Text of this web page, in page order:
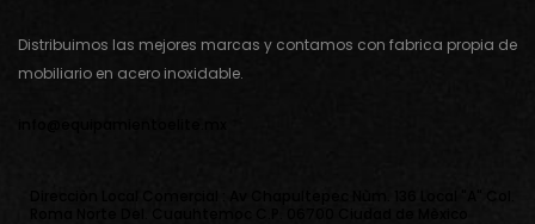
Distribuimos las mejores marcas y contamos con fabrica propia de
mobiliario en acero inoxidable.